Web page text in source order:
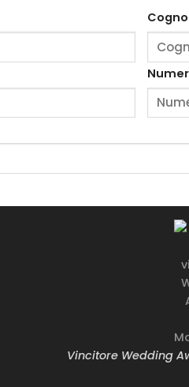
Vincitore Wedding